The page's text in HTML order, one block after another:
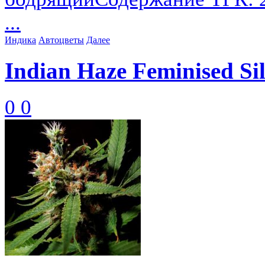
...
Индика Автоцветы Далее
Indian Haze Feminised
0 0